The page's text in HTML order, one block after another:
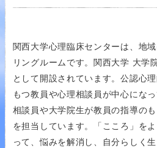
関西大学心理臨床センターは、地
リングルームです。関西大学 大学
として開設されています。公認心
もつ教員や心理相談員が中心にな
相談員や大学院生が教員の指導の
を担当しています。「こころ」を
って、悩みを解消し、自分らしく